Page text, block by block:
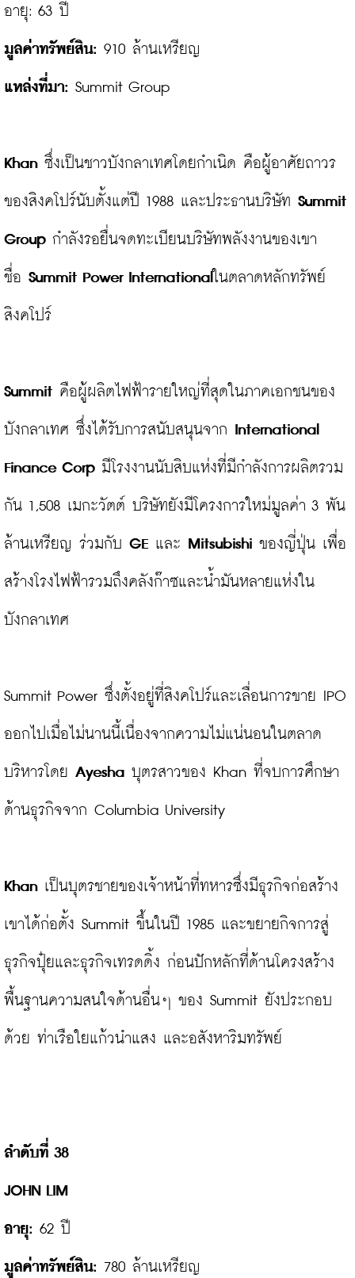
มูลค่าทรัพย์สิน:
แหล่งที่มา: Summit Group
Khan ซึ่งเป็นชาวบังกลาเทศโดยกำเนิด คือผู้อาศัยถาวร
ของสิงคโปร์นับตั้งแต่ปี 1988 และประธานบริษัท Summit
Group กำลังรอยื่นจดทะเบียนบริษัทพลังงานของเขา
ชื่อ Summit Power International ในตลาดหลักทรัพย์
สิงคโปร์
Summit คือผู้ผลิตไฟฟ้ารายใหญ่ที่สุดในภาคเอกชนของ
บังกลาเทศ ซึ่งได้รับการสนับสนุนจาก International
Finance Corp มีโรงงานนับสิบแห่งที่มีกำลังการผลิตรวม
กัน 1,508 เมกะวัตต์ บริษัทยังมีโครงการใหม่มูลค่า 3 พัน
ล้านเหรียญ ร่วมกับ GE และ Mitsubishi ของญี่ปุ่น เพื่อ
สร้างโรงไฟฟ้ารวมถึงคลังก๊าซและน้ำมันหลายแห่งใน
บังกลาเทศ
Summit Power ซึ่งตั้งอยู่ที่สิงคโปร์และเลื่อนการขาย IPO
ออกไปเมื่อไม่นานนี้เนื่องจากความไม่แน่นอนในตลาด
บริหารโดย Ayesha บุตรสาวของ Khan ที่จบการศึกษา
ด้านธุรกิจจาก Columbia University
Khan เป็นบุตรชายของเจ้าหน้าที่ทหารซึ่งมีธุรกิจก่อสร้าง
เขาได้ก่อตั้ง Summit ขึ้นในปี 1985 และขยายกิจการสู่
ธุรกิจปุ๋ยและธุรกิจเทรดดิ้ง ก่อนปักหลักที่ด้านโครงสร้าง
พื้นฐานความสนใจด้านอื่นๆ ของ Summit ยังประกอบ
ด้วย ท่าเรือใยแก้วนำแสง และอสังหาริมทรัพย์
ลำดับที่ 38
JOHN LIM
อายุ:
มูลค่าทรัพย์สิน: